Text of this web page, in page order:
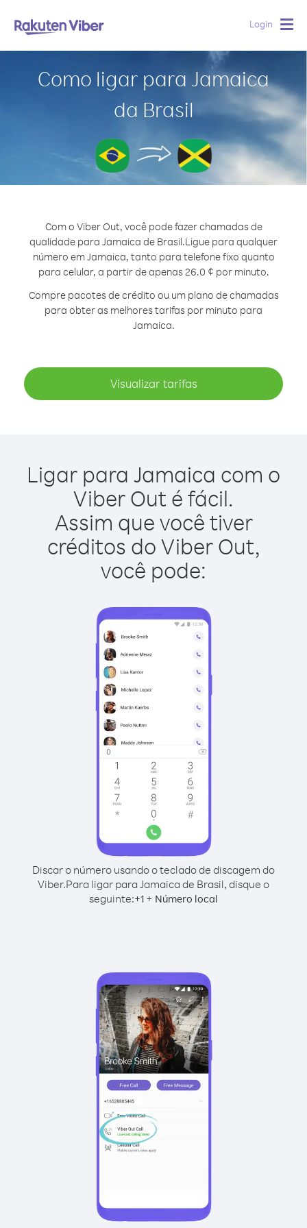
Login
Como ligar para Jamaica
da Brasil
Com o Viber Out, você pode fazer chamadas de
qualidade para Jamaica de Brasil.Ligue para qualquer
número em Jamaica, tanto para telefone fixo quanto
para celular, a partir de apenas 26.0 ¢ por minuto.
Compre pacotes de crédito ou um plano de chamadas
para obter as melhores tarifas por minuto para
Jamaica.
Visualizar tarifas
Ligar para Jamaica com o
Viber Out é fácil.
Assim que você tiver
créditos do Viber Out,
você pode:
Discar o número usando o teclado de discagem do
Viber.Para ligar para Jamaica de Brasil, disque o
seguinte:+1 + Número local